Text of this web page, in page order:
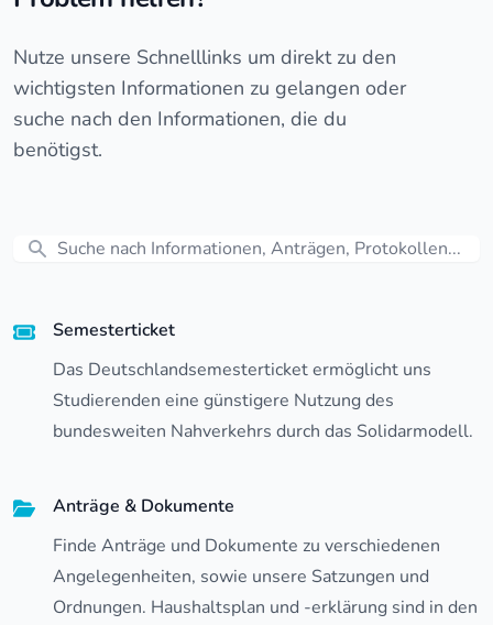
Nutze unsere Schnelllinks um direkt zu den
wichtigsten Informationen zu gelangen oder
suche nach den Informationen, die du
benötigst.
Search
Semesterticket
Das Deutschlandsemesterticket ermöglicht uns
Studierenden eine günstigere Nutzung des
bundesweiten Nahverkehrs durch das Solidarmodell.
Anträge & Dokumente
Finde Anträge und Dokumente zu verschiedenen
Angelegenheiten, sowie unsere Satzungen und
Ordnungen. Haushaltsplan und -erklärung sind in den